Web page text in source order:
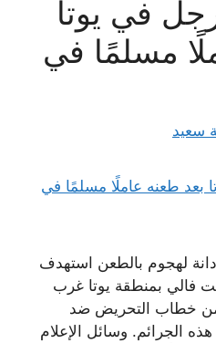
في يوتا
مسلمًا في
سعيد
لهجوم بالطعن استهدف
فالي بمنطقة يوتا غرب
من خطاب التحريض ضد
الجرائم. وسائل الإعلام